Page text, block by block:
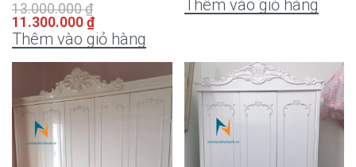
13.000.000₫
11.300.000 ₫
Thêm vào giỏ hàng
Thêm vào giỏ hàng